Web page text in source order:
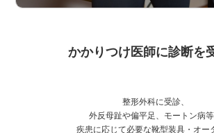
かかりつけ医師に診断を
整形外科に受診、
外反母趾や偏平足、モートン病等
疾患に応じて必要な靴型装具・オー